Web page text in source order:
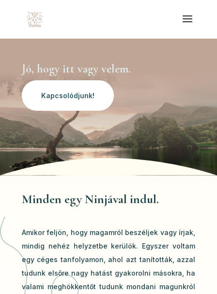
Jó, hogy itt vagy velem.
Kapcsolódjunk!
Minden egy Ninjával indul.
Amikor feljön, hogy magamról beszéljek vagy írjak,
mindig nehéz helyzetbe kerülök. Egyszer voltam
egy céges tanfolyamon, ahol azt tanították, azzal
tudunk elsőre nagy hatást gyakorolni másokra, ha
valami meghökkentőt tudunk mondani magunkról